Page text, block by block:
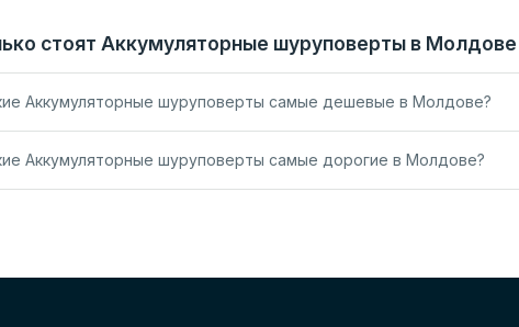
стоят Аккумуляторные шуруповерты в Молдове
Аккумуляторные шуруповерты самые дешевые в Молдове?
Аккумуляторные шуруповерты самые дорогие в Молдове?